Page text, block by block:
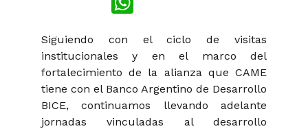
Siguiendo con el ciclo de visitas
institucionales y en el marco del
fortalecimiento de la alianza que CAME
tiene con el Banco Argentino de Desarrollo
BICE, continuamos llevando adelante
jornadas vinculadas al desarrollo